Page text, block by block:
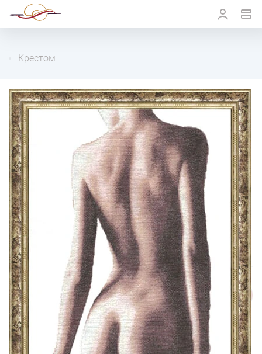
Крестом
1/2
Изображения и цвет представленного товара могут незначительно
отличаться от оригинала продукции, взависимости от разрешения и
настроек вашего монитора, а также условий освещения при съемке